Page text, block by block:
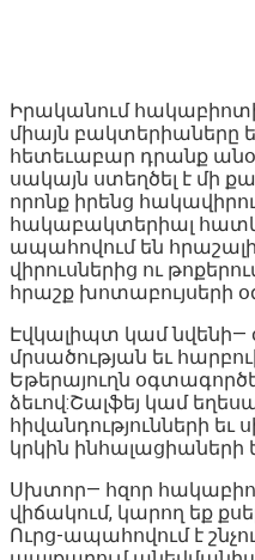
Իրականում
միայն բակտերիաները
հետեւաբար դրանք
սակայն ստեղծել է մի
որոնք իրենց
հակաբակտերիալ
ապահովում են
վիրուսներից ու
հրաշք խոտաբույսերի
Էվկալիպտ կամ նվենի—
մրսածության եւ
Եթերայուղն
ձեւով:Շալֆեյ կամ
հիվանդությունների
կրկին ինհալացիաների
Սխտոր— հզոր
վիճակում, կարող եք
Ուրց-ապահովում է